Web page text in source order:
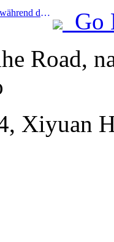
Prev:Der Flughafen Daxing wird während der Feiertage zum „Nationalfeiertag“ im Jahr 2025 über 1,3 Millionen Passagiere befördern
Go
Road,
Xiyuan